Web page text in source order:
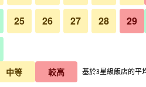
NT$1,832 查看優惠
25 26 27 28 29
中等 較高 基於3星級飯店的平